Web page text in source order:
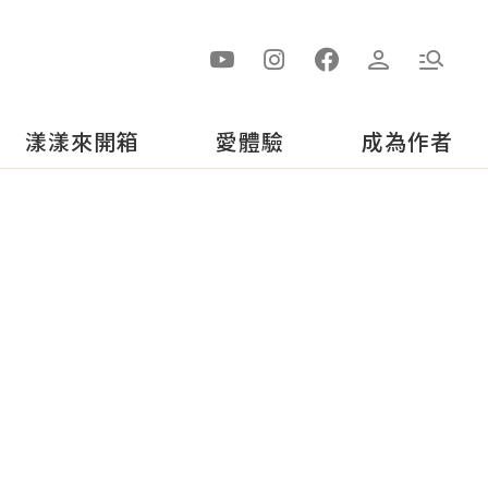
漾漾來開箱 愛體驗 成為作者